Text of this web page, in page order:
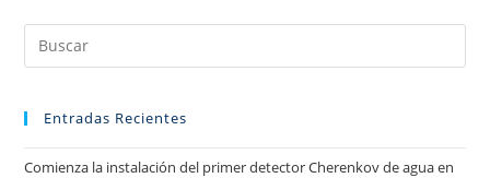
Entradas Recientes
Comienza la instalación del primer detector Cherenkov de agua en